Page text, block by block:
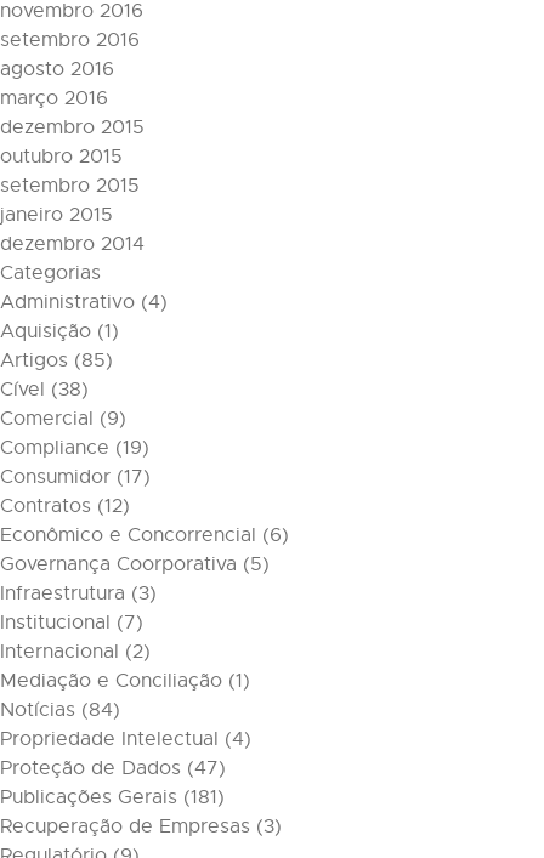
novembro 2016
setembro 2016
agosto 2016
março 2016
dezembro 2015
outubro 2015
setembro 2015
janeiro 2015
dezembro 2014
Categorias
Administrativo (4)
Aquisição (1)
Artigos (85)
Cível (38)
Comercial (9)
Compliance (19)
Consumidor (17)
Contratos (12)
Econômico e Concorrencial (6)
Governança Coorporativa (5)
Infraestrutura (3)
Institucional (7)
Internacional (2)
Mediação e Conciliação (1)
Notícias (84)
Propriedade Intelectual (4)
Proteção de Dados (47)
Publicações Gerais (181)
Recuperação de Empresas (3)